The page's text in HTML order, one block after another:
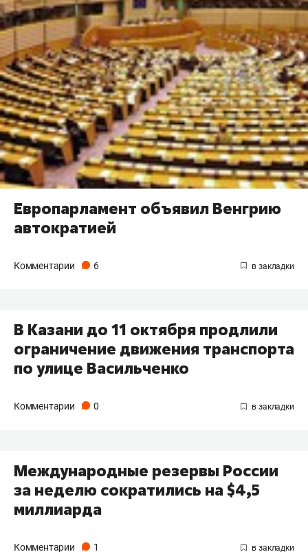
Европарламент объявил Венгрию
автократией
Комментарии 6
В Казани до 11 октября продлили
ограничение движения транспорта
по улице Васильченко
Комментарии 0
Международные резервы России
за неделю сократились на $4,5
миллиарда
Комментарии 1